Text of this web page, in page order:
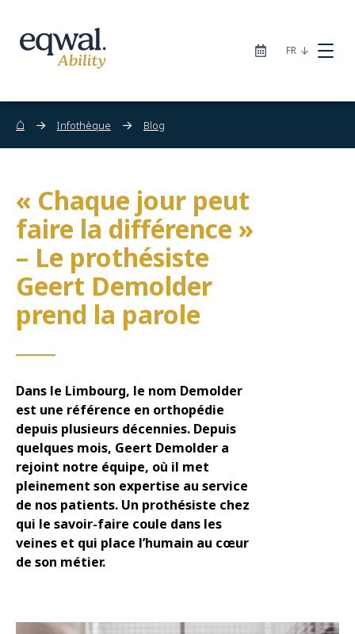
FR
Nos solutions de soins
Catalogue
Sites
À propos
Infothèque
Contact
⌂ Infothèque Blog
« Chaque jour peut
faire la différence »
– Le prothésiste
Geert Demolder
prend la parole
Dans le Limbourg, le nom Demolder
est une référence en orthopédie
depuis plusieurs décennies. Depuis
quelques mois, Geert Demolder a
rejoint notre équipe, où il met
pleinement son expertise au service
de nos patients. Un prothésiste chez
qui le savoir-faire coule dans les
veines et qui place l’humain au cœur
de son métier.